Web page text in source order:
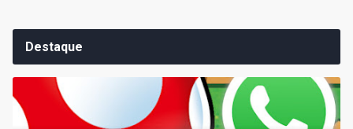
Destaque